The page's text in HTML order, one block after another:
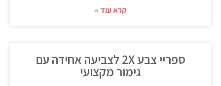
קרא עוד »
ספריי צבע 2X לצביעה אחידה עם
גימור מקצועי